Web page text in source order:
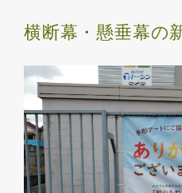
横断幕・懸垂幕の